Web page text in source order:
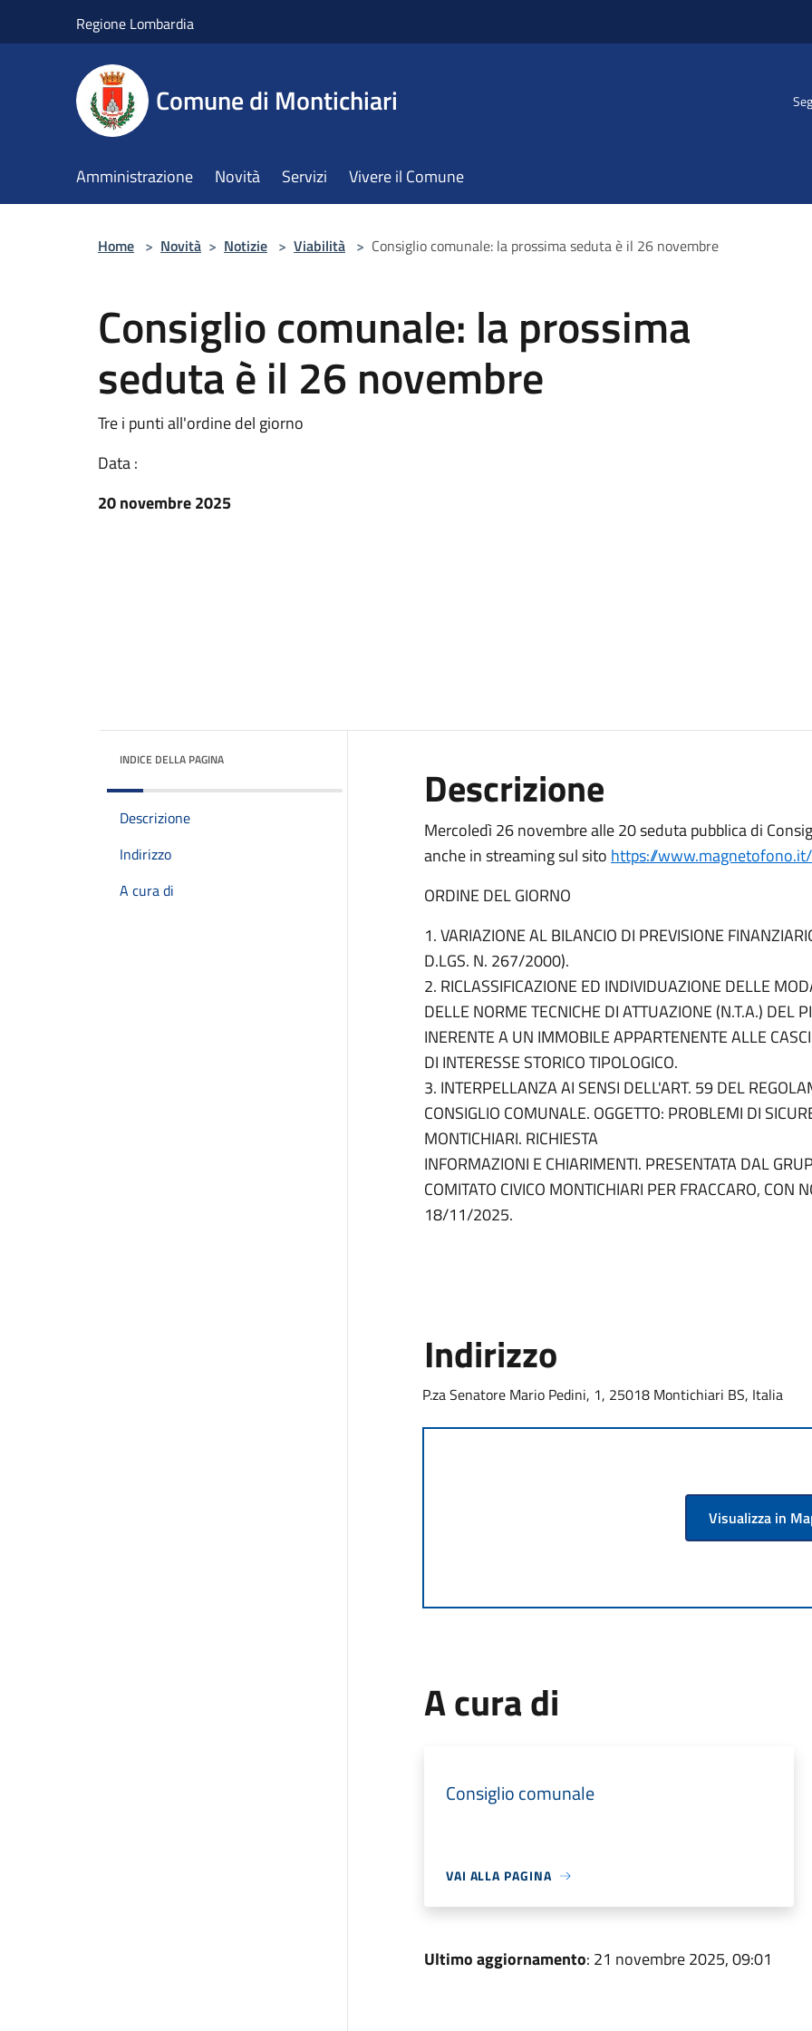
Regione Lombardia
Comune di Montichiari
Amministrazione Novità Servizi Vivere il Comune
Home > Novità > Notizie > Viabilità > Consiglio comunale: la prossima seduta è il 26 novembre
Consiglio comunale: la prossima
seduta è il 26 novembre
Tre i punti all'ordine del giorno
Data :
20 novembre 2025
INDICE DELLA PAGINA
Descrizione
Indirizzo
A cura di
Descrizione
Mercoledì 26 novembre alle 20 seduta pubblica di
anche in streaming sul sito https://
ORDINE DEL GIORNO
1. VARIAZIONE AL BILANCIO DI PREVISIONE
D.LGS. N. 267/2000).
2. RICLASSIFICAZIONE ED INDIVIDUAZIONE DELLE
DELLE NORME TECNICHE DI ATTUAZIONE (N.T.A.) DEL
INERENTE A UN IMMOBILE APPARTENENTE ALLE
DI INTERESSE STORICO TIPOLOGICO.
3. INTERPELLANZA AI SENSI DELL'ART. 59 DEL
CONSIGLIO COMUNALE. OGGETTO: PROBLEMI DI
MONTICHIARI. RICHIESTA
INFORMAZIONI E CHIARIMENTI. PRESENTATA DAL
COMITATO CIVICO MONTICHIARI PER FRACCARO, CON
18/11/2025.
Indirizzo
P.za Senatore Mario Pedini, 1, 25018 Montichiari BS, Italia
Visualizza in
A cura di
Consiglio comunale
VAI ALLA PAGINA
Ultimo aggiornamento: 21 novembre 2025, 09:01